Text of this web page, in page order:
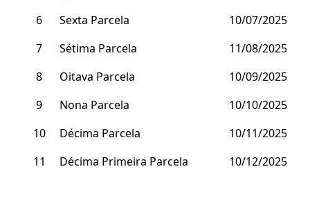
6
Sexta Parcela
10/07/2025
7
Sétima Parcela
11/08/2025
8
Oitava Parcela
10/09/2025
9
Nona Parcela
10/10/2025
10
Décima Parcela
10/11/2025
11
Décima Primeira Parcela 10/12/2025